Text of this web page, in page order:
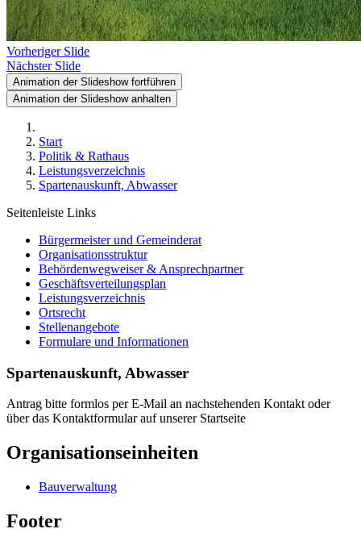
Vorheriger Slide
Nächster Slide
Animation der Slideshow fortführen
Animation der Slideshow anhalten
Start
Politik & Rathaus
Leistungsverzeichnis
Spartenauskunft, Abwasser
Seitenleiste Links
Bürgermeister und Gemeinderat
Organisationsstruktur
Behördenwegweiser & Ansprechpartner
Geschäftsverteilungsplan
Leistungsverzeichnis
Ortsrecht
Stellenangebote
Formulare und Informationen
Spartenauskunft, Abwasser
Antrag bitte formlos per E-Mail an nachstehenden Kontakt oder
über das Kontaktformular auf unserer Startseite
Organisationseinheiten
Bauverwaltung
Footer